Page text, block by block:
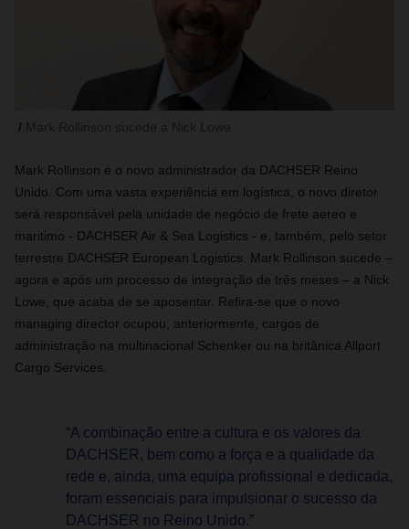
Mark Rollinson é o novo administrador da DACHSER Reino
Unido. Com uma vasta experiência em logística, o novo diretor
será responsável pela unidade de negócio de frete aereo e
maritimo - DACHSER Air & Sea Logistics - e, também, pelo setor
terrestre DACHSER European Logistics. Mark Rollinson sucede –
agora e após um processo de integração de três meses – a Nick
Lowe, que acaba de se aposentar. Refira-se que o novo
managing director ocupou, anteriormente, cargos de
administração na multinacional Schenker ou na britânica Allport
Cargo Services.
“A combinação entre a cultura e os valores da
DACHSER, bem como a força e a qualidade da
rede e, ainda, uma equipa profissional e dedicada,
foram essenciais para impulsionar o sucesso da
DACHSER no Reino Unido.”